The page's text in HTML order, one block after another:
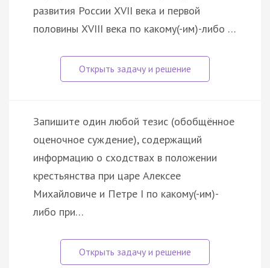
развития России XVII века и первой
половины XVIII века по какому(-им)-либо …
Запишите один любой тезис (обобщённое
оценочное суждение), содержащий
информацию о сходствах в положении
крестьянства при царе Алексее
Михайловиче и Петре I по какому(-им)-
либо при…